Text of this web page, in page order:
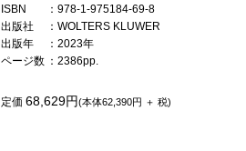
ISBN
：978-1-975184-69-8
出版社
：WOLTERS KLUWER
出版年
：2023年
ページ数 ：2386pp.
定価68,629円(本体62,390円 ＋ 税)